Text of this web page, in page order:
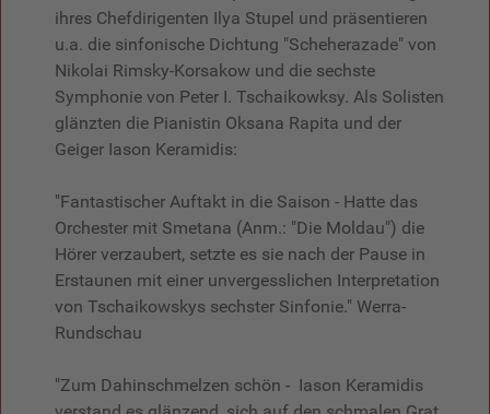
ihres Chefdirigenten Ilya Stupel und präsentieren
u.a. die sinfonische Dichtung "Scheherazade" von
Nikolai Rimsky-Korsakow und die sechste
Symphonie von Peter I. Tschaikowksy. Als Solisten
glänzten die Pianistin Oksana Rapita und der
Geiger Iason Keramidis:
"Fantastischer Auftakt in die Saison - Hatte das
Orchester mit Smetana (Anm.: "Die Moldau") die
Hörer verzaubert, setzte es sie nach der Pause in
Erstaunen mit einer unvergesslichen Interpretation
von Tschaikowskys sechster Sinfonie." Werra-
Rundschau
"Zum Dahinschmelzen schön - Iason Keramidis